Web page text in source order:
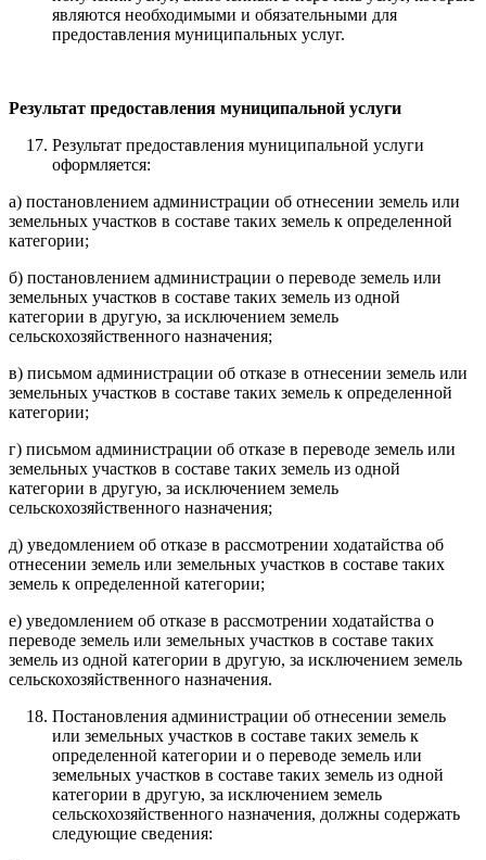
являются необходимыми и обязательными для
предоставления муниципальных услуг.
Результат предоставления муниципальной услуги
Результат предоставления муниципальной услуги
оформляется:
а) постановлением администрации об отнесении земель или
земельных участков в составе таких земель к определенной
категории;
б) постановлением администрации о переводе земель или
земельных участков в составе таких земель из одной
категории в другую, за исключением земель
сельскохозяйственного назначения;
в) письмом администрации об отказе в отнесении земель или
земельных участков в составе таких земель к определенной
категории;
г) письмом администрации об отказе в переводе земель или
земельных участков в составе таких земель из одной
категории в другую, за исключением земель
сельскохозяйственного назначения;
д) уведомлением об отказе в рассмотрении ходатайства об
отнесении земель или земельных участков в составе таких
земель к определенной категории;
е) уведомлением об отказе в рассмотрении ходатайства о
переводе земель или земельных участков в составе таких
земель из одной категории в другую, за исключением земель
сельскохозяйственного назначения.
Постановления администрации об отнесении земель
или земельных участков в составе таких земель к
определенной категории и о переводе земель или
земельных участков в составе таких земель из одной
категории в другую, за исключением земель
сельскохозяйственного назначения, должны содержать
следующие сведения: